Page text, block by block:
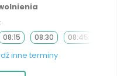
08:15 08:30 08:45
inne terminy